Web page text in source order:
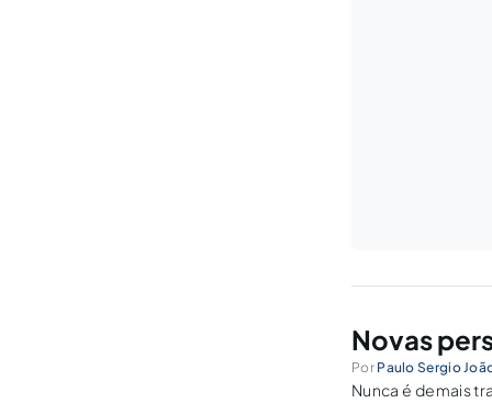
Novas
Por Paulo Sergio
Nunca é demais